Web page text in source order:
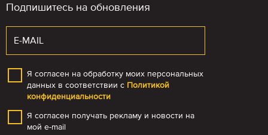
Подпишитесь на обновления
Я согласен на обработку моих персональных
данных в соответствии с Политикой
конфиденциальности
Я согласен получать рекламу и новости на
мой e-mail